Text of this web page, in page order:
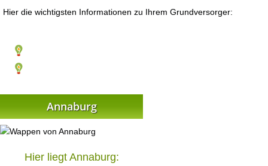
Hier die wichtigsten Informationen zu Ihrem Grundversorger:
Annaburg
Hier liegt Annaburg: